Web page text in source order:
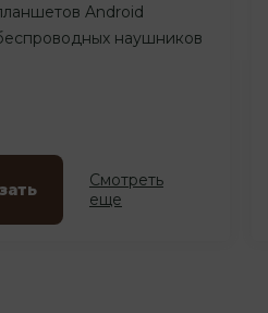
Android
наушников
Смотреть
еще